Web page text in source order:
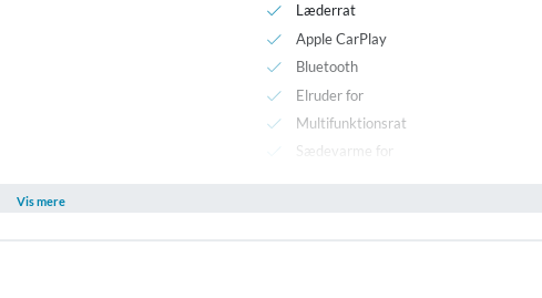
Læderrat
Apple CarPlay
Bluetooth
Elruder for
Multifunktionsrat
Sædevarme for
Vis mere